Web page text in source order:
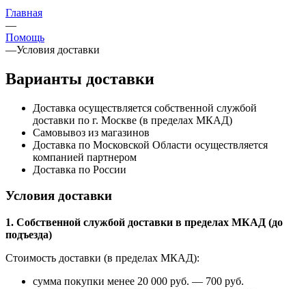
Главная
—
Помощь
—Условия доставки
Варианты доставки
Доставка осуществляется собственной службой
доставки по г. Москве (в пределах МКАД)
Самовывоз из магазинов
Доставка по Московской Области осуществляется
компанией партнером
Доставка по России
Условия доставки
1. Собственной службой доставки в пределах МКАД (до
подъезда)
Стоимость доставки (в пределах МКАД):
сумма покупки менее 20 000 руб. — 700 руб.